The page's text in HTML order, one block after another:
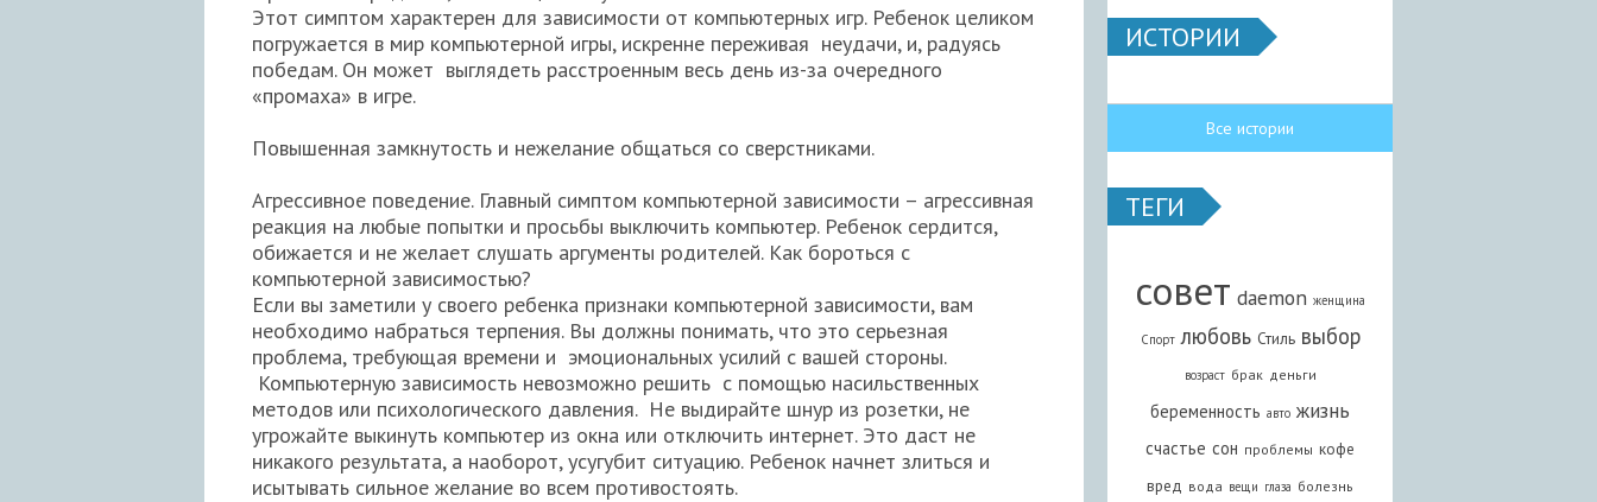
Этот симптом характерен для зависимости от компьютерных игр. Ребенок целиком
погружается в мир компьютерной игры, искренне переживая неудачи, и, радуясь
победам. Он может выглядеть расстроенным весь день из-за очередного
«промаха» в игре.
Повышенная замкнутость и нежелание общаться со сверстниками.
Агрессивное поведение. Главный симптом компьютерной зависимости – агрессивная
реакция на любые попытки и просьбы выключить компьютер. Ребенок сердится,
обижается и не желает слушать аргументы родителей. Как бороться с
компьютерной зависимостью?
Если вы заметили у своего ребенка признаки компьютерной зависимости, вам
необходимо набраться терпения. Вы должны понимать, что это серьезная
проблема, требующая времени и эмоциональных усилий с вашей стороны.
Компьютерную зависимость невозможно решить c помощью насильственных
методов или психологического давления. Не выдирайте шнур из розетки, не
угрожайте выкинуть компьютер из окна или отключить интернет. Это даст не
никакого результата, а наоборот, усугубит ситуацию. Ребенок начнет злиться и
исытывать сильное желание во всем противостоять.
ИСТОРИИ
Все истории
ТЕГИ
совет daemon женщина
Спорт любовь Стиль выбор
возраст брак деньги
беременность авто жизнь
счастье сон проблемы кофе
вред вода вещи глаза болезнь